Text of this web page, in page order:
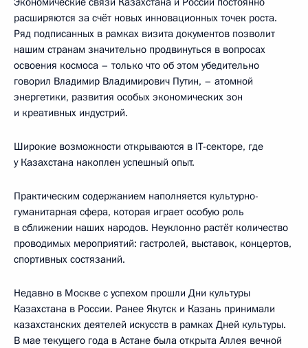
расширяются за счёт новых инновационных точек роста.
Ряд подписанных в рамках визита документов позволит
нашим странам значительно продвинуться в вопросах
освоения космоса – только что об этом убедительно
говорил Владимир Владимирович Путин, – атомной
энергетики, развития особых экономических зон
и креативных индустрий.
Широкие возможности открываются в IT-секторе, где
у Казахстана накоплен успешный опыт.
Практическим содержанием наполняется культурно-
гуманитарная сфера, которая играет особую роль
в сближении наших народов. Неуклонно растёт количество
проводимых мероприятий: гастролей, выставок, концертов,
спортивных состязаний.
Недавно в Москве с успехом прошли Дни культуры
Казахстана в России. Ранее Якутск и Казань принимали
казахстанских деятелей искусств в рамках Дней культуры.
В мае текущего года в Астане была открыта Аллея вечной